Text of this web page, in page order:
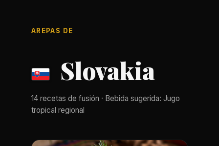
AREPAS DE
Slovakia
14 recetas de fusión · Bebida sugerida: Jugo
tropical regional